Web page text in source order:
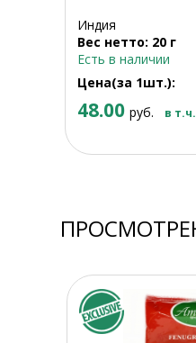
Индия
Вес нетто: 20 г
Есть в наличии
Цена(за 1шт.):
48.00 руб. в